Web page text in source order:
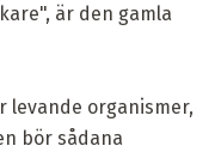
är den gamla
levande organismer,
bör sådana